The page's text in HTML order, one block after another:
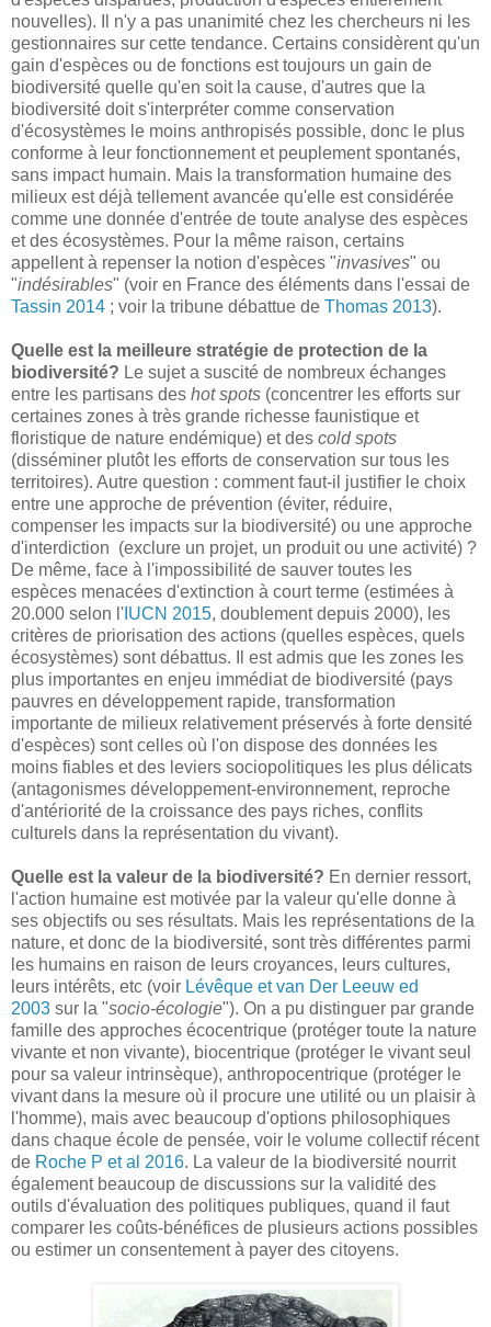
nouvelles). Il n'y a pas unanimité chez les chercheurs ni les
gestionnaires sur cette tendance. Certains considèrent qu'un
gain d'espèces ou de fonctions est toujours un gain de
biodiversité quelle qu'en soit la cause, d'autres que la
biodiversité doit s'interpréter comme conservation
d'écosystèmes le moins anthropisés possible, donc le plus
conforme à leur fonctionnement et peuplement spontanés,
sans impact humain. Mais la transformation humaine des
milieux est déjà tellement avancée qu'elle est considérée
comme une donnée d'entrée de toute analyse des espèces
et des écosystèmes. Pour la même raison, certains
appellent à repenser la notion d'espèces "invasives" ou
"indésirables" (voir en France des éléments dans l'essai de
Tassin 2014 ; voir la tribune débattue de Thomas 2013).
Quelle est la meilleure stratégie de protection de la
biodiversité? Le sujet a suscité de nombreux échanges
entre les partisans des hot spots (concentrer les efforts sur
certaines zones à très grande richesse faunistique et
floristique de nature endémique) et des cold spots
(disséminer plutôt les efforts de conservation sur tous les
territoires). Autre question : comment faut-il justifier le choix
entre une approche de prévention (éviter, réduire,
compenser les impacts sur la biodiversité) ou une approche
d'interdiction (exclure un projet, un produit ou une activité) ?
De même, face à l'impossibilité de sauver toutes les
espèces menacées d'extinction à court terme (estimées à
20.000 selon l' IUCN 2015, doublement depuis 2000), les
critères de priorisation des actions (quelles espèces, quels
écosystèmes) sont débattus. Il est admis que les zones les
plus importantes en enjeu immédiat de biodiversité (pays
pauvres en développement rapide, transformation
importante de milieux relativement préservés à forte densité
d'espèces) sont celles où l'on dispose des données les
moins fiables et des leviers sociopolitiques les plus délicats
(antagonismes développement-environnement, reproche
d'antériorité de la croissance des pays riches, conflits
culturels dans la représentation du vivant).
Quelle est la valeur de la biodiversité? En dernier ressort,
l'action humaine est motivée par la valeur qu'elle donne à
ses objectifs ou ses résultats. Mais les représentations de la
nature, et donc de la biodiversité, sont très différentes parmi
les humains en raison de leurs croyances, leurs cultures,
leurs intérêts, etc (voir Lévêque et van Der Leeuw ed
2003 sur la "socio-écologie"). On a pu distinguer par grande
famille des approches écocentrique (protéger toute la nature
vivante et non vivante), biocentrique (protéger le vivant seul
pour sa valeur intrinsèque), anthropocentrique (protéger le
vivant dans la mesure où il procure une utilité ou un plaisir à
l'homme), mais avec beaucoup d'options philosophiques
dans chaque école de pensée, voir le volume collectif récent
de Roche P et al 2016. La valeur de la biodiversité nourrit
également beaucoup de discussions sur la validité des
outils d'évaluation des politiques publiques, quand il faut
comparer les coûts-bénéfices de plusieurs actions possibles
ou estimer un consentement à payer des citoyens.